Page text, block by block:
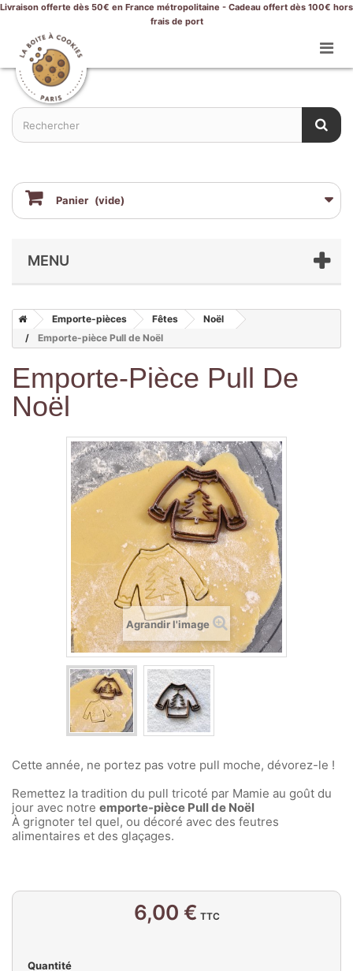
Livraison offerte dès 50€ en France métropolitaine - Cadeau offert dès 100€ hors
frais de port
Panier (vide)
MENU
Emporte-pièces Fêtes
Noël
Emporte-pièce Pull de Noël
Emporte-Pièce Pull De
Noël
Agrandir l'image
Cette année, ne portez pas votre pull moche, dévorez-le !
Remettez la tradition du pull tricoté par Mamie au goût du
jour avec notre emporte-pièce Pull de Noël
À grignoter tel quel, ou décoré avec des feutres
alimentaires et des glaçages.
6,00 € TTC
Quantité